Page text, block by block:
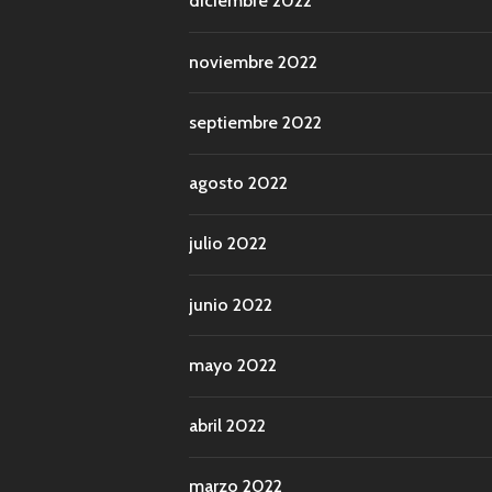
noviembre 2022
septiembre 2022
agosto 2022
julio 2022
junio 2022
mayo 2022
abril 2022
marzo 2022